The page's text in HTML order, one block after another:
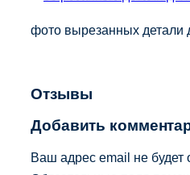
фото вырезанных детали
Отзывы
Добавить
Ваш адрес email не будет